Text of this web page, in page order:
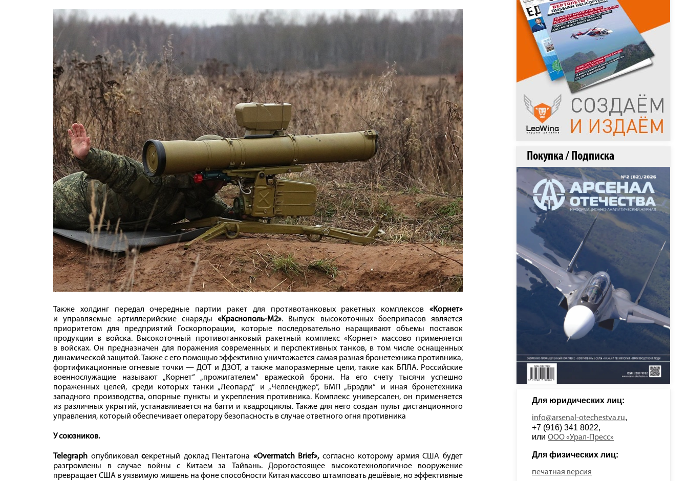
Также холдинг передал очередные партии ракет для противотанковых ракетных комплексов «Корнет»
и управляемые артиллерийские снаряды «Краснополь-М2». Выпуск высокоточных боеприпасов является
приоритетом для предприятий Госкорпорации, которые последовательно наращивают объемы поставок
продукции в войска.
Высокоточный противотанковый ракетный комплекс «Корнет» массово применяется
в войсках. Он предназначен для поражения современных и перспективных танков, в том числе оснащенных
динамической защитой. Также с его помощью эффективно уничтожается самая разная бронетехника противника,
фортификационные огневые точки — ДОТ и ДЗОТ, а также малоразмерные цели, такие как БПЛА. Российские
военнослужащие называют „Корнет“ „прожигателем“ вражеской брони. На его счету тысячи успешно
пораженных целей, среди которых танки „Леопард“ и „Челленджер“, БМП „Брэдли“ и иная бронетехника
западного производства, опорные пункты и укрепления противника. Комплекс универсален, он применяется
из различных укрытий, устанавливается на багги и квадроциклы. Также для него создан пульт дистанционного
управления, который обеспечивает оператору безопасность в случае ответного огня противника
У союзников.
Telegraph опубликовал секретный доклад Пентагона «Overmatch Brief», согласно которому армия США будет
разгромлены в случае войны с Китаем за Тайвань. Дорогостоящее высокотехнологичное вооружение
превращает США в уязвимую мишень на фоне способности Китая массово штамповать дешёвые, но эффективные
Покупка / Подписка
Для юридических лиц:
info@arsenal-otechestva.ru,
+7 (916) 341 8022,
или ООО «Урал-Пресс»
Для физических лиц:
печатная версия